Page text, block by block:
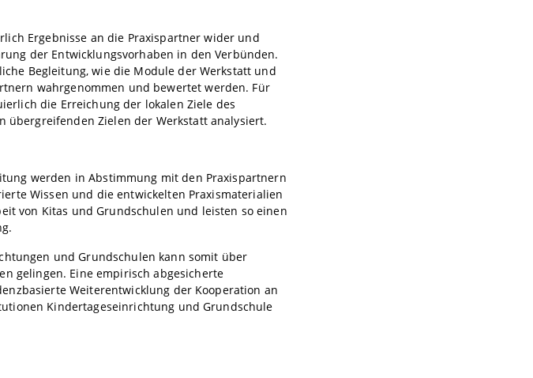
Ergebnisse an die Praxispartner wider und
der Entwicklungsvorhaben in den Verbünden.
Begleitung, wie die Module der Werkstatt und
wahrgenommen und bewertet werden. Für
die Erreichung der lokalen Ziele des
übergreifenden Zielen der Werkstatt analysiert.
werden in Abstimmung mit den Praxispartnern
Wissen und die entwickelten Praxismaterialien
von Kitas und Grundschulen und leisten so einen
und Grundschulen kann somit über
gelingen. Eine empirisch abgesicherte
Weiterentwicklung der Kooperation an
Kindertageseinrichtung und Grundschule